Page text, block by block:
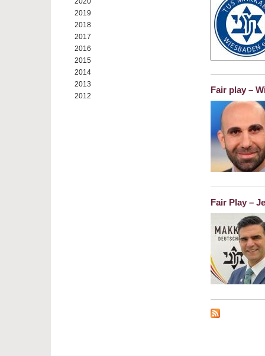
2019
2018
2017
2016
2015
2014
2013
2012
Fair play –
Fair Play –